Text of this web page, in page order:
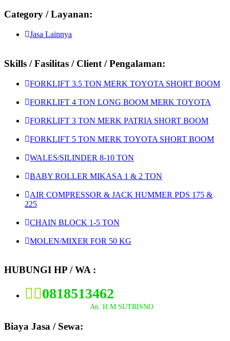
Category / Layanan:
Jasa Lainnya
Skills / Fasilitas / Client / Pengalaman:
FORKLIFT 3.5 TON MERK TOYOTA SHORT BOOM
FORKLIFT 4 TON LONG BOOM MERK TOYOTA
FORKLIFT 3 TON MERK PATRIA SHORT BOOM
FORKLIFT 5 TON MERK TOYOTA SHORT BOOM
WALES/SILINDER 8-10 TON
BABY ROLLER MIKASA 1 & 2 TON
AIR COMPRESSOR & JACK HUMMER PDS 175 &
225
CHAIN BLOCK 1-5 TON
MOLEN/MIXER FOR 50 KG
HUBUNGI HP / WA :
0818513462
An. H.M SUTRISNO
Biaya Jasa / Sewa: